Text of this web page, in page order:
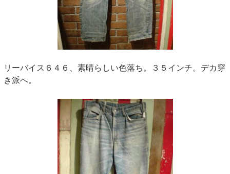
リーバイス６４６、素晴らしい色落ち。３５インチ。デカ穿
き派へ。